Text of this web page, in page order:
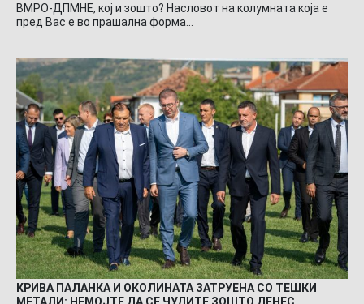
ВМРО-ДПМНЕ, кој и зошто? Насловот на колумната која е
пред Вас е во прашална форма…
КРИВА ПАЛАНКА И ОКОЛИНАТА ЗАТРУЕНА СО ТЕШКИ